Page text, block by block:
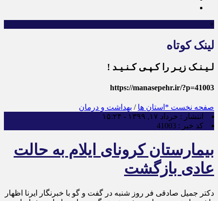
×
لینک کوتاه
لـیـنـک زیـر را کـپـی کـنـیـد !
https://manasepehr.ir/?p=41003
صفحه نخست *استان ها / بهداشت و درمان
انتشار : خرداد ۱۷, ۱۳۹۹ - ۱۵:۲۴
کد خبر : 41003
بیمارستان کرونای ایلام به حالت
عادی بازگشت
دکتر جمیل صادقی فر روز شنبه در گفت و گو با خبرنگار ایرنا اظهار